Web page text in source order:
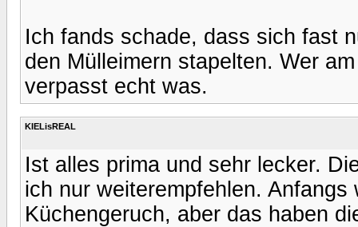
Ich fands schade, dass sich fast
den Mülleimern stapelten. Wer
verpasst echt was.
KIELisREAL
Ist alles prima und sehr lecker.
ich nur weiterempfehlen.
Küchengeruch, aber das haben